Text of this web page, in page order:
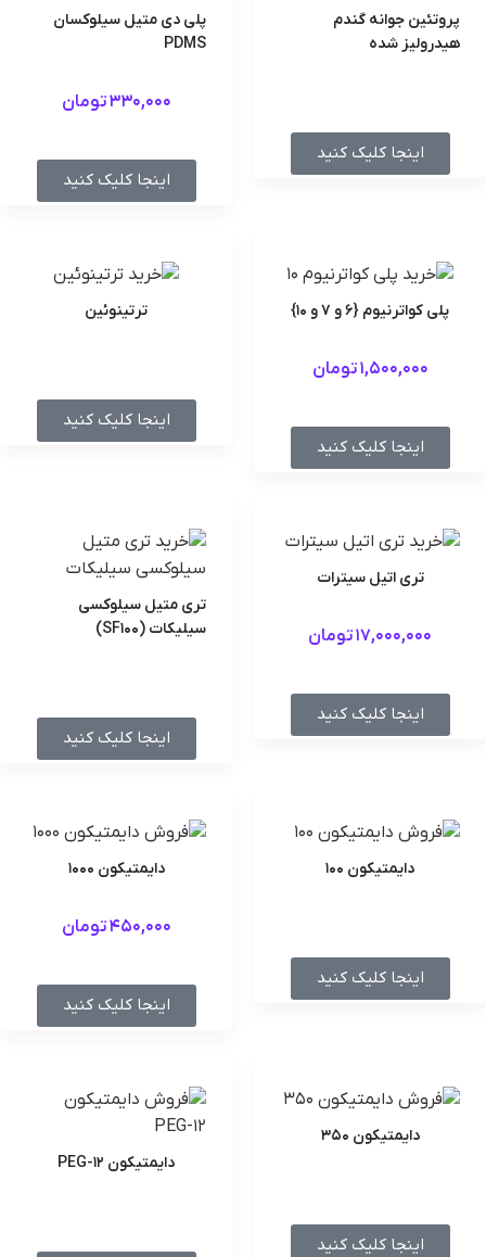
پروتئین جوانه گندم
هیدرولیز شده
اینجا کلیک کنید
پلی دی متیل سیلوکسان
PDMS
330,000تومان
اینجا کلیک کنید
پلی کواترنیوم {6 و 7 و 10}
1,500,000تومان
اینجا کلیک کنید
ترتینوئین
اینجا کلیک کنید
تری اتیل سیترات
17,000,000تومان
اینجا کلیک کنید
تری متیل سیلوکسی
سیلیکات (SF100)
اینجا کلیک کنید
دایمتیکون 100
اینجا کلیک کنید
دایمتیکون 1000
450,000تومان
اینجا کلیک کنید
دایمتیکون 350
اینجا کلیک کنید
دایمتیکون PEG-12